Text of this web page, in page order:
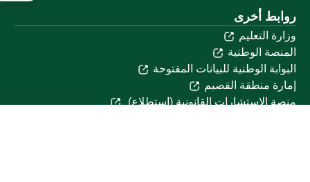
روابط أخرى
وزارة التعليم
المنصة الوطنية
البوابة الوطنية للبيانات المفتوحة
إمارة منطقة القصيم
منصة الاستشارات القانونية (استطلاع)